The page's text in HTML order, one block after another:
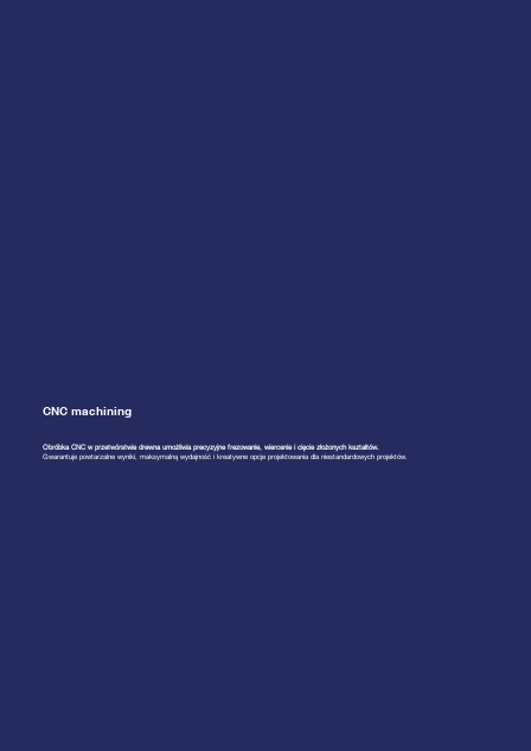
CNC machining
Obróbka CNC w przetwórstwie drewna umożliwia precyzyjne frezowanie, wiercenie i cięcie złożonych kształtów.
Gwarantuje powtarzalne wyniki, maksymalną wydajność i kreatywne opcje projektowania dla niestandardowych projektów.